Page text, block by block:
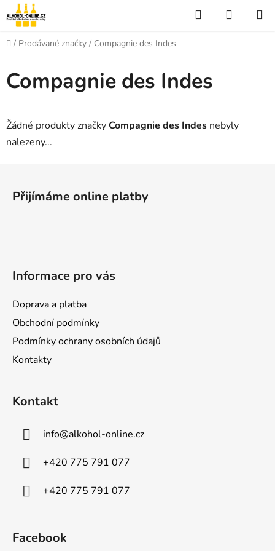
Přejít
na
obsah
Hledat
KOŠÍK
Domů
/ Prodávané značky / Compagnie des Indes
Compagnie des Indes
Žádné produkty značkyCompagnie des Indes nebyly
nalezeny...
Přijímáme online platby
Informace pro vás
Doprava a platba
Obchodní podmínky
Podmínky ochrany osobních údajů
Kontakty
Kontakt
info@alkohol-online.cz
+420 775 791 077
+420 775 791 077
Facebook